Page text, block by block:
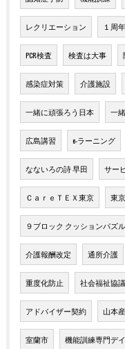
レクリエーション １周年
PCR検査 検査は大事
感染症対策 介護施設
一緒に頑張ろう日本 一
広島講習 e-ラーニング
なないろの詩 早田 サー
ＣａｒｅＴＥＸ東京 東
９ブロック クッションパズル
介護報酬改定 通所介護
重度化防止 社会福祉協
アドバイザー契約 山本
室蘭市 機能訓練専門デ